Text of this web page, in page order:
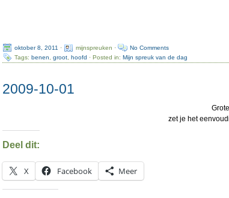
oktober 8, 2011 · mijnspreuken ·
No Comments
Tags:benen ,groot ,hoofd · Posted in:Mijn spreuk van de dag
2009-10-01
Grote
zet je het
Deel dit:
X Facebook Meer